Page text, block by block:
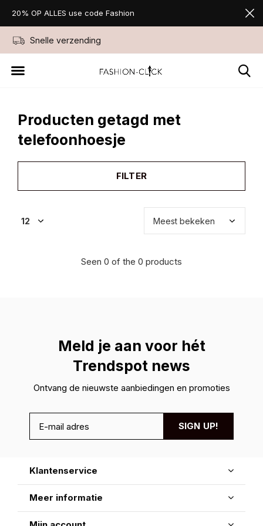
Snelle verzending
20% OP ALLES use code Fashion
Producten getagd met
telefoonhoesje
FILTER
Seen 0 of the 0 products
Meld je aan voor hét
Trendspot news
Ontvang de nieuwste aanbiedingen en promoties
SIGN UP!
Klantenservice
Meer informatie